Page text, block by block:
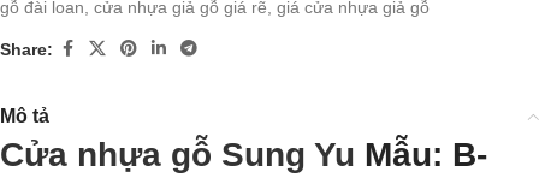
gỗ đài loan cửa nhựa giả gỗ giá rẽ giá cửa nhựa giả gỗ
Share:
Mô tả
Cửa nhựa gỗ Sung Yu Mẫu: B-